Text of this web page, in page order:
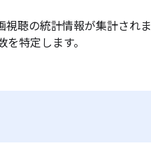
視聴の統計情報が集計されま
特定します。